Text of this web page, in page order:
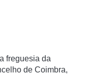
freguesia da
de Coimbra,